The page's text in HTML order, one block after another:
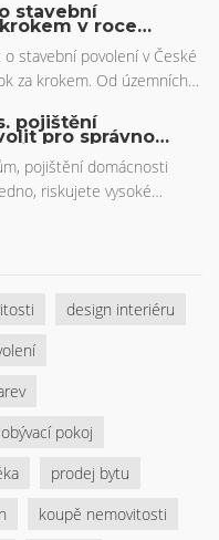
stavební
v roce
stavební povolení v České
za krokem. Od územních
vyhnuli zpožděním a
pojištění
pro správnou
pojištění domácnosti
riskujete vysoké
design interiéru
obývací pokoj
prodej bytu
koupě nemovitosti